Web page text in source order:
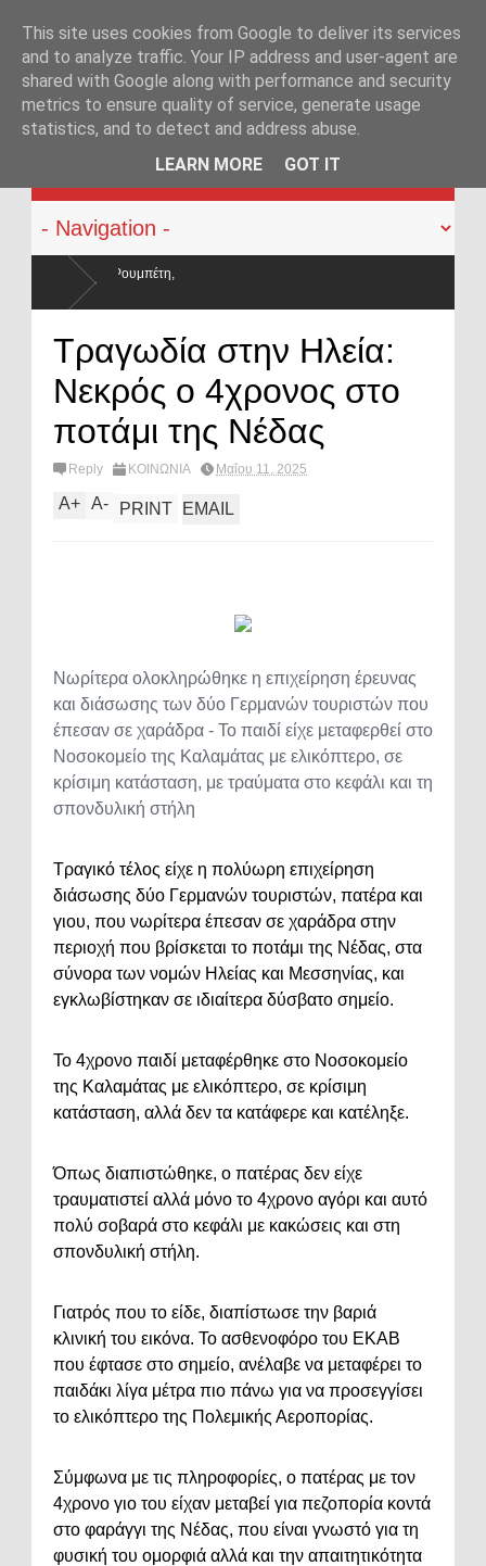
KATEHACKER
Τραγωδία στην Ηλεία:
Νεκρός ο 4χρονος στο
ποτάμι της Νέδας
Reply ΚΟΙΝΩΝΙΑ Μαΐου 11, 2025
A+ A- PRINT EMAIL
Νωρίτερα ολοκληρώθηκε η επιχείρηση έρευνας
και διάσωσης των δύο Γερμανών τουριστών που
έπεσαν σε χαράδρα - Το παιδί είχε μεταφερθεί στο
Νοσοκομείο της Καλαμάτας με ελικόπτερο, σε
κρίσιμη κατάσταση, με τραύματα στο κεφάλι και τη
σπονδυλική στήλη
Τραγικό τέλος είχε η πολύωρη επιχείρηση
διάσωσης δύο Γερμανών τουριστών, πατέρα και
γιου, που νωρίτερα έπεσαν σε χαράδρα στην
περιοχή που βρίσκεται το ποτάμι της Νέδας, στα
σύνορα των νομών Ηλείας και Μεσσηνίας, και
εγκλωβίστηκαν σε ιδιαίτερα δύσβατο σημείο.
Το 4χρονο παιδί μεταφέρθηκε στο Νοσοκομείο
της Καλαμάτας με ελικόπτερο, σε κρίσιμη
κατάσταση, αλλά δεν τα κατάφερε και κατέληξε.
Όπως διαπιστώθηκε, ο πατέρας δεν είχε
τραυματιστεί αλλά μόνο το 4χρονο αγόρι και αυτό
πολύ σοβαρά στο κεφάλι με κακώσεις και στη
σπονδυλική στήλη.
Γιατρός που το είδε, διαπίστωσε την βαριά
κλινική του εικόνα. Το ασθενοφόρο του ΕΚΑΒ
που έφτασε στο σημείο, ανέλαβε να μεταφέρει το
παιδάκι λίγα μέτρα πιο πάνω για να προσεγγίσει
το ελικόπτερο της Πολεμικής Αεροπορίας.
Σύμφωνα με τις πληροφορίες, ο πατέρας με τον
4χρονο γιο του είχαν μεταβεί για πεζοπορία κοντά
στο φαράγγι της Νέδας, που είναι γνωστό για τη
φυσική του ομορφιά αλλά και την απαιτητικότητα
This site uses cookies from Google to deliver its services
and to analyze traffic. Your IP address and user-agent are
shared with Google along with performance and security
metrics to ensure quality of service, generate usage
statistics, and to detect and address abuse.
LEARN MORE
GOT IT